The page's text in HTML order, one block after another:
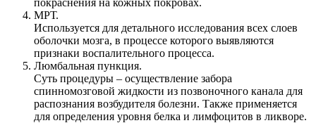
МРТ.
Используется для детального исследования всех слоев
оболочки мозга, в процессе которого выявляются
признаки воспалительного процесса.
Люмбальная пункция.
Суть процедуры – осуществление забора
спинномозговой жидкости из позвоночного канала для
распознания возбудителя болезни. Также применяется
для определения уровня белка и лимфоцитов в ликворе.